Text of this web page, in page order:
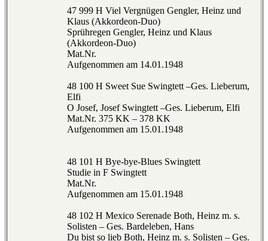
47 999 H Viel Vergnügen Gengler, Heinz und
Klaus (Akkordeon-Duo)
Sprühregen Gengler, Heinz und Klaus
(Akkordeon-Duo)
Mat.Nr.
Aufgenommen am 14.01.1948
48 100 H Sweet Sue Swingtett –Ges. Lieberum,
Elfi
O Josef, Josef Swingtett –Ges. Lieberum, Elfi
Mat.Nr. 375 KK – 378 KK
Aufgenommen am 15.01.1948
48 101 H Bye-bye-Blues Swingtett
Studie in F Swingtett
Mat.Nr.
Aufgenommen am 15.01.1948
48 102 H Mexico Serenade Both, Heinz m. s.
Solisten – Ges. Bardeleben, Hans
Du bist so lieb Both, Heinz m. s. Solisten – Ges.